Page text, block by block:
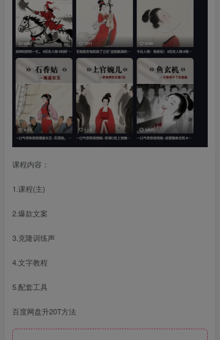
课程内容：
1.课程(主)
2.爆款文案
3.克隆训练声
4.文字教程
5.配套工具
百度网盘升20T方法